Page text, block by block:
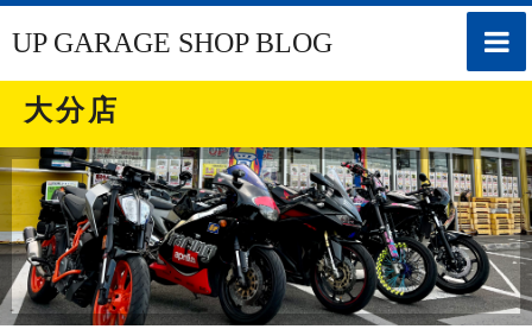
toggle
UP GARAGE SHOP BLOG
大分店